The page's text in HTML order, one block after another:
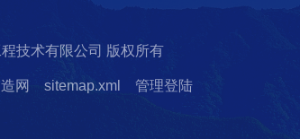
技术有限公司 版权所有
网 sitemap.xml 管理登陆